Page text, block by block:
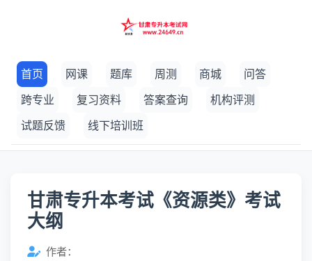
首页 网课 题库 周测 商城
问答
跨专业
复习资料 答案查询
机构评测
试题反馈
线下培训班
甘肃专升本考试《资源类》考试
大纲
作者：